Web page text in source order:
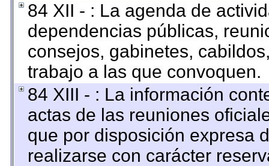
84 XII - : La agenda de
dependencias públicas,
consejos, gabinetes,
trabajo a las que convoquen.
84 XIII - : La información
actas de las reuniones
que por disposición expresa
realizarse con carácter